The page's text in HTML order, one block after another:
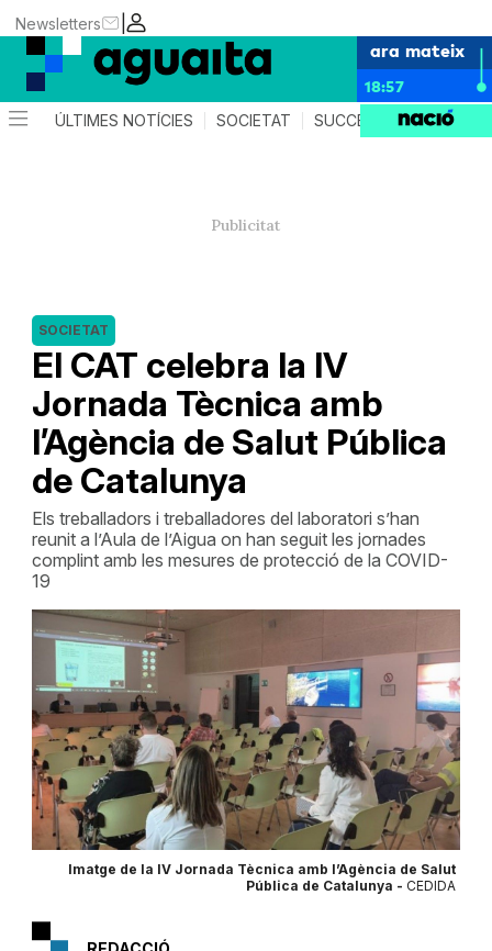
|
Newsletters
ara mateix
18:57
ÚLTIMES NOTÍCIES SOCIETAT SUCCESSOS AGENDA
El CAT celebra la IV
Jornada Tècnica amb
l’Agència de Salut Pública
de Catalunya
SOCIETAT
Els treballadors i treballadores del laboratori s’han
reunit a l’Aula de l’Aigua on han seguit les jornades
complint amb les mesures de protecció de la COVID-
19
Imatge de la IV Jornada Tècnica amb l’Agència de Salut
Pública de Catalunya - CEDIDA